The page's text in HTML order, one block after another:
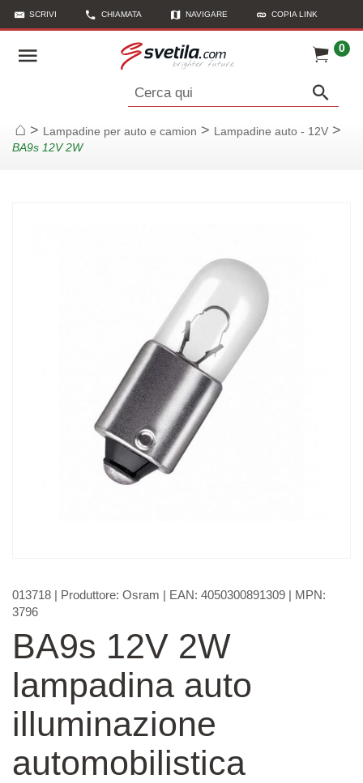
SCRIVI CHIAMATA NAVIGARE COPIA LINK
0
Cerca qui
Casa
> Lampadine per auto e camion > Lampadine auto - 12V >
BA9s 12V 2W
013718 | Produttore: Osram | EAN: 4050300891309 | MPN:
3796
BA9s 12V 2W
lampadina auto
illuminazione
automobilistica